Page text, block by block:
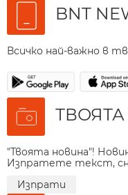
BNT
Всичко най-важно в
"Твоята новина"!
Изпратете текст,
Изпрати